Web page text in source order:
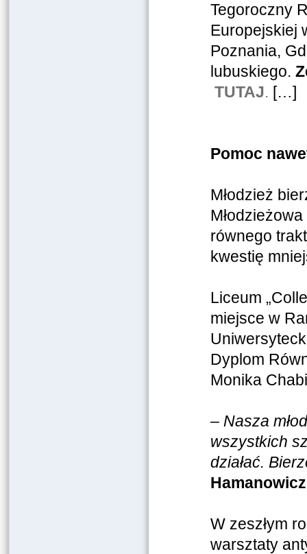
Tegoroczny
Europejskiej
Poznania,
lubuskiego.
TUTAJ. […]
Pomoc
Młodzież
równego
kwestię
Liceum
miejsce w
Dyplom
Monika
– Nasza
wszystkich
działać.
W zeszłym
warsztaty